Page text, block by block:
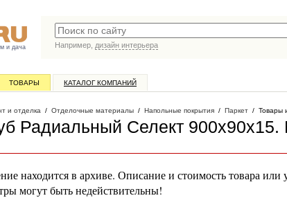
и дача
Например, дизайн интерьера
ТОВАРЫ КАТАЛОГ КОМПАНИЙ
и отделка / Отделочные материалы / Напольные покрытия / Паркет / Товары
Радиальный Селект 900х90х15.
находится в архиве. Описание и стоимость товара или
могут быть недействительны!